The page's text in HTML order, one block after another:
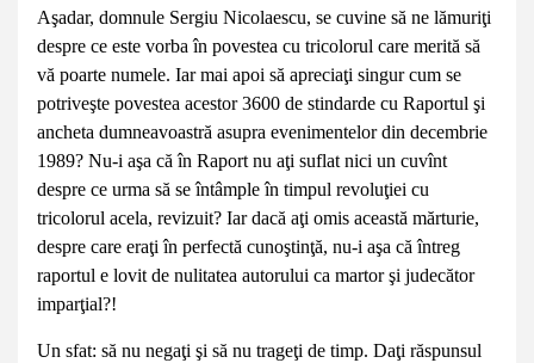
Aşadar, domnule Sergiu Nicolaescu, se cuvine să ne lămuriţi
despre ce este vorba în povestea cu tricolorul care merită să
vă poarte numele. Iar mai apoi să apreciaţi singur cum se
potriveşte povestea acestor 3600 de stindarde cu Raportul şi
ancheta dumneavoastră asupra evenimentelor din decembrie
1989? Nu-i aşa că în Raport nu aţi suflat nici un cuvînt
despre ce urma să se întâmple în timpul revoluţiei cu
tricolorul acela, revizuit? Iar dacă aţi omis această mărturie,
despre care eraţi în perfectă cunoştinţă, nu-i aşa că întreg
raportul e lovit de nulitatea autorului ca martor şi judecător
imparţial?!
Un sfat: să nu negaţi şi să nu trageţi de timp. Daţi răspunsul